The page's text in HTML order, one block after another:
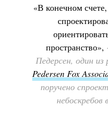
«В конечном
пространство»,
Педерсен, один из
Pedersen Fox
поручено
небоскребов